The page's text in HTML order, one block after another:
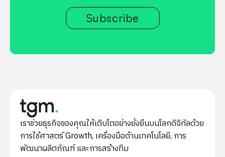
Subscribe
เราช่วยธุรกิจของคุณให้เติบโตอย่างยั่งยืนบนโลกดิจิทัลด้วย
การใช้ศาสตร์ Growth, เครื่องมือด้านเทคโนโลยี, การ
พัฒนาผลิตภัณฑ์ และการสร้างทีม